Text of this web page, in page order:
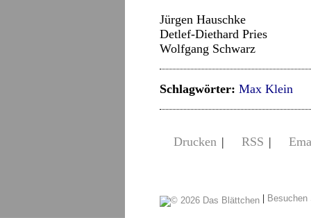
Jürgen Hauschke
Detlef-Diethard Pries
Wolfgang Schwarz
Schlagwörter: Max Klein
Drucken | RSS |
|